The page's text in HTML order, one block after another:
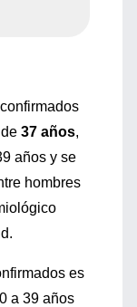
37 años,
años y se
hombres
es
a 39 años